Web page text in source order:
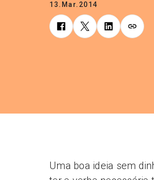
13.Mar.2014
Uma boa ideia sem